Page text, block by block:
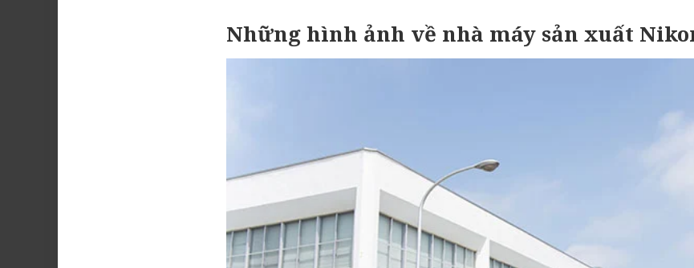
Những hình ảnh về nhà máy sản xuất